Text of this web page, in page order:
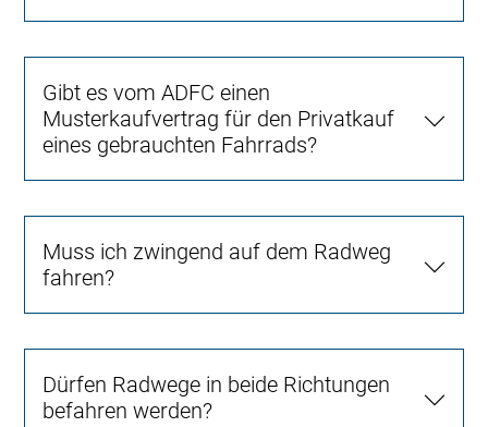
Gibt es vom ADFC einen
Musterkaufvertrag für den Privatkauf
eines gebrauchten Fahrrads?
Muss ich zwingend auf dem Radweg
fahren?
Dürfen Radwege in beide Richtungen
befahren werden?